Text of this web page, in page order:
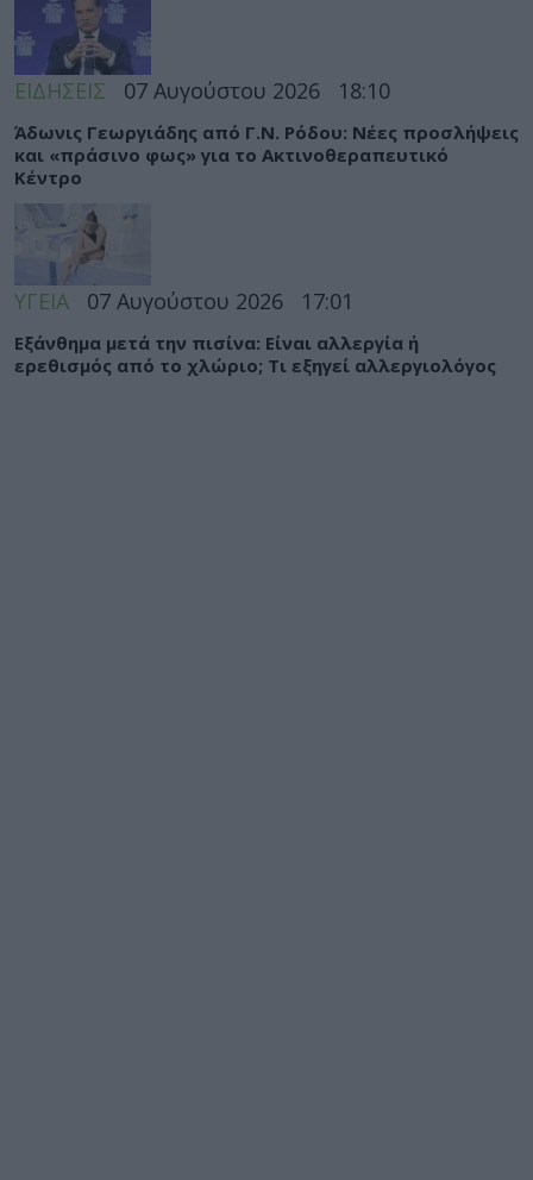
ΕΙΔΗΣΕΙΣ 07 Αυγούστου 2026 18:10
Άδωνις Γεωργιάδης από Γ.Ν. Ρόδου: Νέες προσλήψεις
και «πράσινο φως» για το Ακτινοθεραπευτικό
Κέντρο
ΥΓΕΙΑ 07 Αυγούστου 2026 17:01
Εξάνθημα μετά την πισίνα: Είναι αλλεργία ή
ερεθισμός από το χλώριο; Τι εξηγεί αλλεργιολόγος